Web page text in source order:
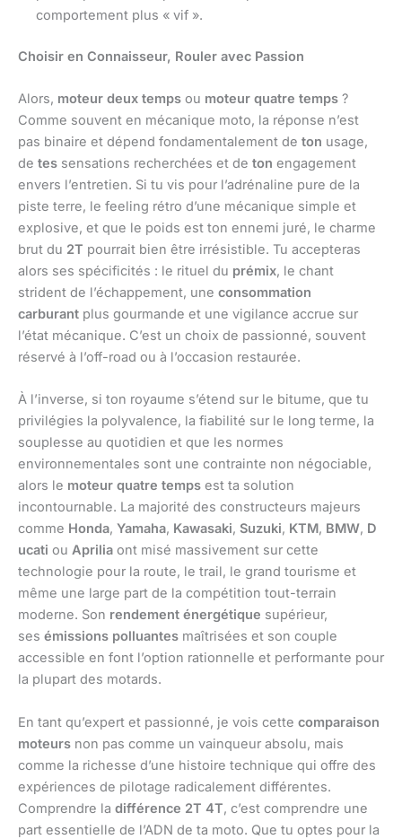
comportement plus « vif ».
Choisir en Connaisseur, Rouler avec Passion
Alors, moteur deux temps ou moteur quatre temps ?
Comme souvent en mécanique moto, la réponse n’est
pas binaire et dépend fondamentalement de ton usage,
de tes sensations recherchées et de ton engagement
envers l’entretien. Si tu vis pour l’adrénaline pure de la
piste terre, le feeling rétro d’une mécanique simple et
explosive, et que le poids est ton ennemi juré, le charme
brut du 2T pourrait bien être irrésistible. Tu accepteras
alors ses spécificités : le rituel du prémix, le chant
strident de l’échappement, une consommation
carburant plus gourmande et une vigilance accrue sur
l’état mécanique. C’est un choix de passionné, souvent
réservé à l’off-road ou à l’occasion restaurée.
À l’inverse, si ton royaume s’étend sur le bitume, que tu
privilégies la polyvalence, la fiabilité sur le long terme, la
souplesse au quotidien et que les normes
environnementales sont une contrainte non négociable,
alors le moteur quatre temps est ta solution
incontournable. La majorité des constructeurs majeurs
comme Honda, Yamaha, Kawasaki, Suzuki, KTM, BMW, D
ucati ou Aprilia ont misé massivement sur cette
technologie pour la route, le trail, le grand tourisme et
même une large part de la compétition tout-terrain
moderne. Son rendement énergétique supérieur,
ses émissions polluantes maîtrisées et son couple
accessible en font l’option rationnelle et performante pour
la plupart des motards.
En tant qu’expert et passionné, je vois cette comparaison
moteurs non pas comme un vainqueur absolu, mais
comme la richesse d’une histoire technique qui offre des
expériences de pilotage radicalement différentes.
Comprendre la différence 2T 4T, c’est comprendre une
part essentielle de l’ADN de ta moto. Que tu optes pour la